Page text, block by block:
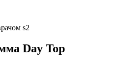
s2
Day Top